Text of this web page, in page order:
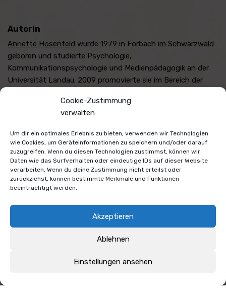
Cookie-Zustimmung
verwalten
Um dir ein optimales Erlebnis zu bieten, verwenden wir Technologien
wie Cookies, um Geräteinformationen zu speichern und/oder darauf
zuzugreifen. Wenn du diesen Technologien zustimmst, können wir
Daten wie das Surfverhalten oder eindeutige IDs auf dieser Website
verarbeiten. Wenn du deine Zustimmung nicht erteilst oder
zurückziehst, können bestimmte Merkmale und Funktionen
beeinträchtigt werden.
Akzeptieren
Ablehnen
Einstellungen ansehen
Autorin
Annette Hosenfeld wurde 1979 in Forbach im Schwarzwald
geboren und studierte Psychologie,
Kommunikationspsychologie und Medienpädagogik an der
Universität Landau. 2009 promovierte sie im Bereich der
Schulpsychologin und ließ sich in Heidelberg zur
Systemischen Therapeutin und Beraterin ausbilden. Seit
der Pfalz selbstständig. 2015 folgte die Weiterbildung zur
Sexualtherapeutin. In dieser Funktion trat sie schon
mehrfach in überregionalen Medien als Expertin auf.